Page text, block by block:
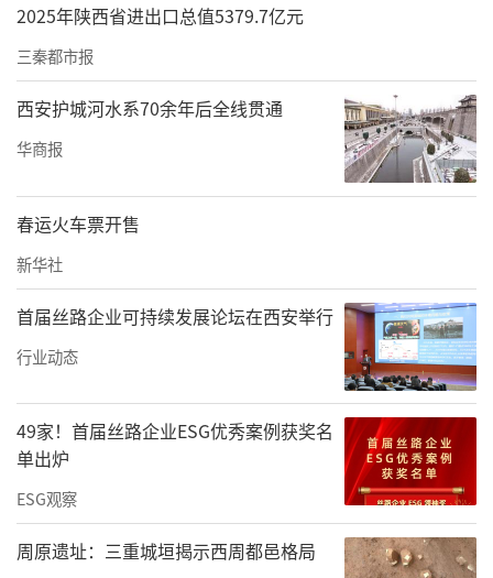
2025年陕西省进出口总值5379.7亿元
三秦都市报
西安护城河水系70余年后全线贯通
华商报
春运火车票开售
新华社
首届丝路企业可持续发展论坛在西安举行
行业动态
49家！首届丝路企业ESG优秀案例获奖名
单出炉
ESG观察
周原遗址：三重城垣揭示西周都邑格局